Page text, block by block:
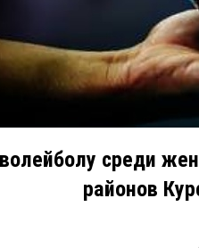
среди
районов